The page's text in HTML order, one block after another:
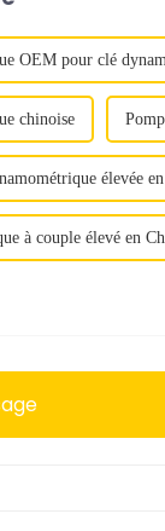
OEM pour clé
chinoise
élevée
à couple élevé en